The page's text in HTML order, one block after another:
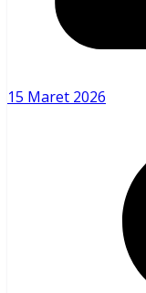
15 Maret 2026